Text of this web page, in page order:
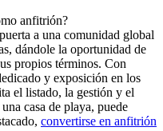
anfitrión?
a una comunidad global
dándole la oportunidad de
propios términos. Con
y exposición en los
el listado, la gestión y el
casa de playa, puede
convertirse en anfitrión